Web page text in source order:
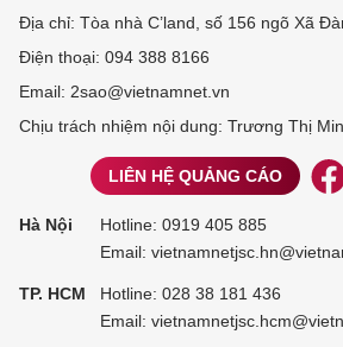
Địa chỉ: Tòa nhà C’land, số 156 ngõ Xã
Điện thoại: 094 388 8166
Email: 2sao@vietnamnet.vn
Chịu trách nhiệm nội dung: Trương Thị
LIÊN HỆ QUẢNG CÁO
Hà Nội Hotline: 0919 405 885
Email:
TP. HCM Hotline: 028 38 181 436
Email: